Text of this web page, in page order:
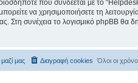
που συνδέεται με το
να χρησιμοποιήσετε τη
Στη συνέχεια το λογισμικό phpBB θα
Όλοι οι
Διαγραφή cookies
μας